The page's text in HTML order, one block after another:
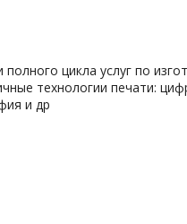
цикла услуг по
технологии печати:
и др